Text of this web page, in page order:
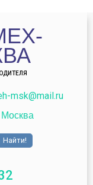
msk@mail.ru
Москва